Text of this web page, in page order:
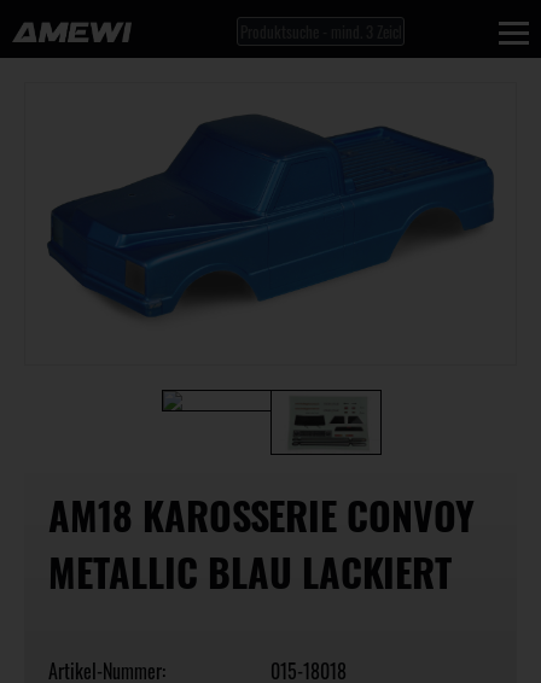
AM18 KAROSSERIE CONVOY
METALLIC BLAU LACKIERT
Artikel-Nummer:
015-18018